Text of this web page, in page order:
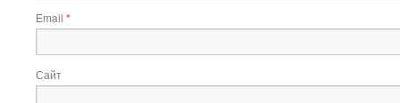
Email *
Сайт